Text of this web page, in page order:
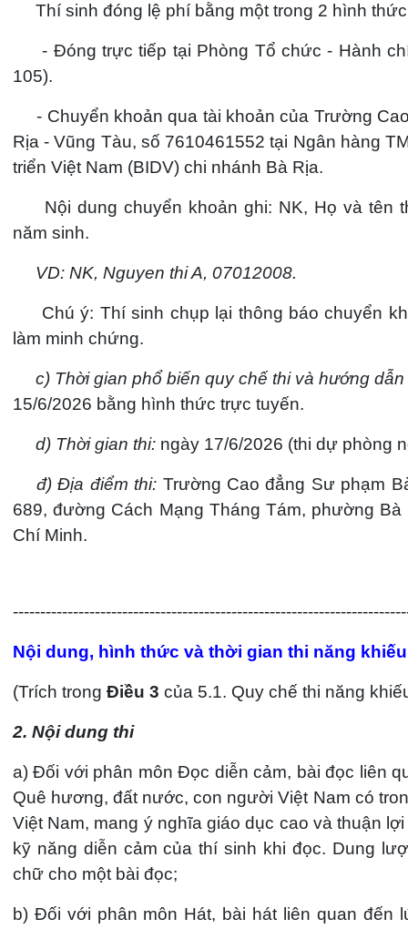
Thí sinh đóng lệ phí bằng một trong 2 hình
- Đóng trực tiếp tại Phòng Tổ chức - Hành
105).
- Chuyển khoản qua tài khoản của Trường
Rịa - Vũng Tàu, số 7610461552 tại Ngân hàng
triển Việt Nam (BIDV) chi nhánh Bà Rịa.
Nội dung chuyển khoản ghi: NK, Họ và tên
năm sinh.
VD: NK, Nguyen thi A, 07012008.
Chú ý: Thí sinh chụp lại thông báo chuyển
làm minh chứng.
c) Thời gian phổ biến quy chế thi và hướng dẫn
15/6/2026 bằng hình thức trực tuyến.
d) Thời gian thi: ngày 17/6/2026 (thi dự phòng
đ) Địa điểm thi: Trường Cao đẳng Sư phạm
689, đường Cách Mạng Tháng Tám, phường Bà
Chí Minh.
Nội dung, hình thức và thời gian thi năng khiếu
(Trích trong Điều 3 của 5.1. Quy chế thi năng
2. Nội dung thi
a) Đối với phân môn Đọc diễn cảm, bài đọc liên
Quê hương, đất nước, con người Việt Nam có
Việt Nam, mang ý nghĩa giáo dục cao và thuận
kỹ năng diễn cảm của thí sinh khi đọc. Dung
chữ cho một bài đọc;
b) Đối với phân môn Hát, bài hát liên quan đến